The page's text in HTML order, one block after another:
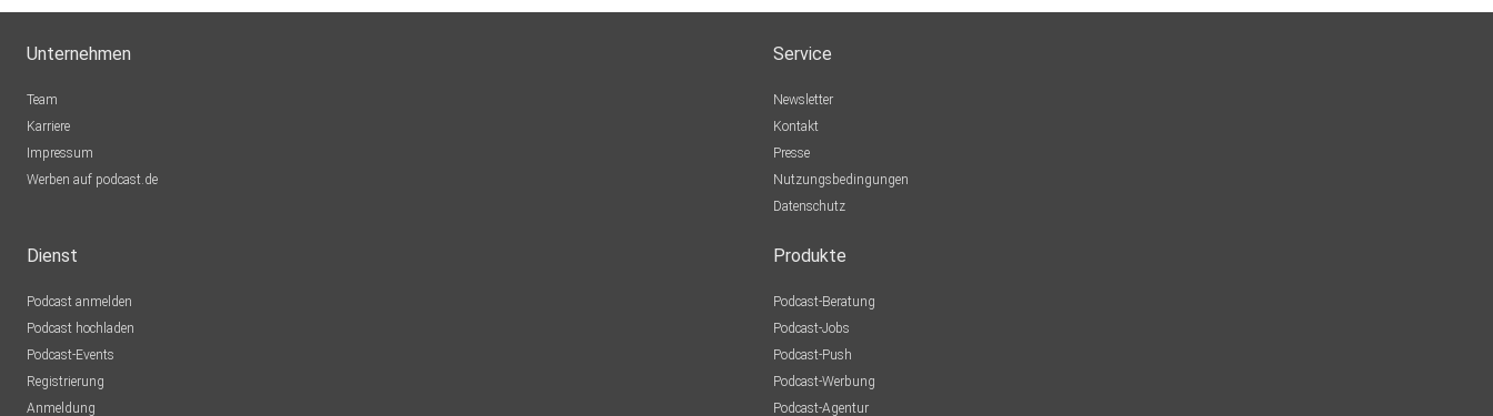
Unternehmen
Team
Karriere
Impressum
Werben auf podcast.de
Service
Newsletter
Kontakt
Presse
Nutzungsbedingungen
Datenschutz
Dienst
Podcast anmelden
Podcast hochladen
Podcast-Events
Registrierung
Anmeldung
Produkte
Podcast-Beratung
Podcast-Jobs
Podcast-Push
Podcast-Werbung
Podcast-Agentur